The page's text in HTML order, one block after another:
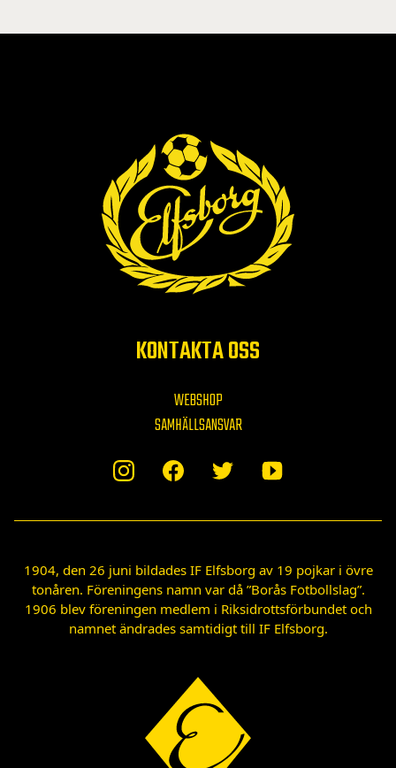
KONTAKTA OSS
WEBSHOP
SAMHÄLLSANSVAR
1904, den 26 juni bildades IF Elfsborg av 19 pojkar i övre
tonåren. Föreningens namn var då ”Borås Fotbollslag”.
1906 blev föreningen medlem i Riksidrottsförbundet och
namnet ändrades samtidigt till IF Elfsborg.